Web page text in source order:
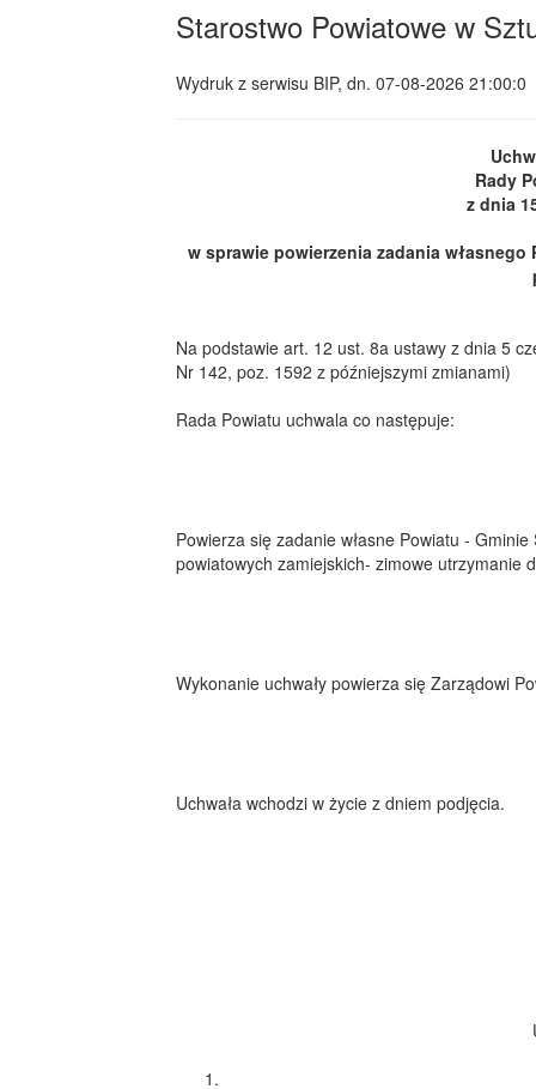
Starostwo Powiatowe w
Wydruk z serwisu BIP, dn. 07-08-2026 21:00:0
Rady
z dnia
w sprawie powierzenia zadania
Na podstawie art. 12 ust. 8a ustawy z dnia 5
Nr 142, poz. 1592 z późniejszymi zmianami)
Rada Powiatu uchwala co następuje:
Powierza się zadanie własne Powiatu -
powiatowych zamiejskich- zimowe utrzymanie
Wykonanie uchwały powierza się Zarządowi
Uchwała wchodzi w życie z dniem podjęcia.